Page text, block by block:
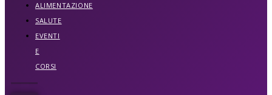
ALIMENTAZIONE
SALUTE
EVENTI
E
CORSI